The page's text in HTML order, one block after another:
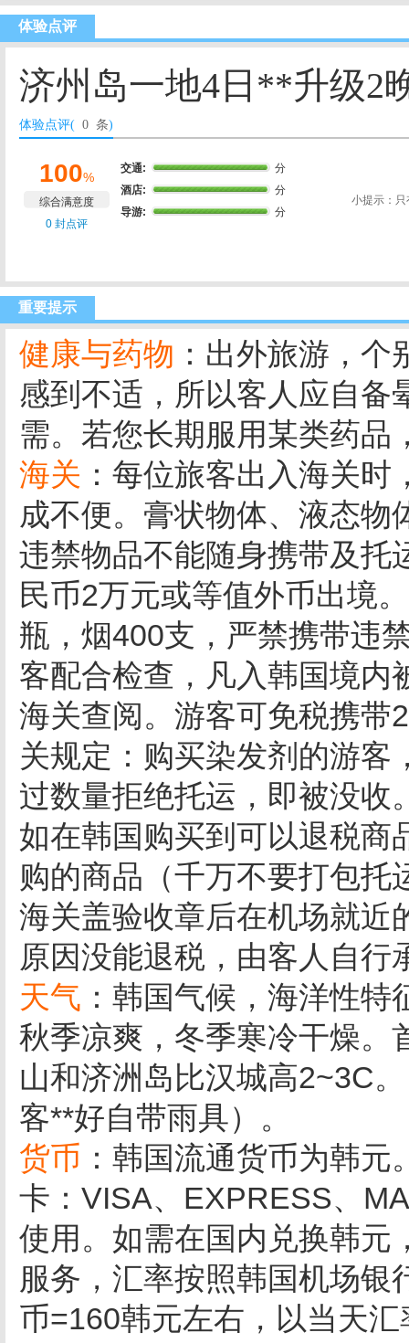
体验点评
济州岛一地4日**升级2
体验点评( 0 条)
100%
综合满意度
0 封点评
交通:
分
酒店:
分
导游:
分
小提示：
重要提示
健康与药物 ：出外旅游，
感到不适，所以客人应自备
需。若您长期服用某类药品
海关 ：每位旅客出入海关
成不便。膏状物体、液态物
违禁物品不能随身携带及托
民币2万元或等值外币出境
瓶，烟400支，严禁携带违
客配合检查，凡入韩国境内
海关查阅。游客可免税携带
关规定：购买染发剂的游客
过数量拒绝托运，即被没收
如在韩国购买到可以退税商
购的商品（千万不要打包托
海关盖验收章后在机场就近
原因没能退税，由客人自行
天气 ：韩国气候，海洋性
秋季凉爽，冬季寒冷干燥。
山和济洲岛比汉城高2~3C
客**好自带雨具）。
货币 ：韩国流通货币为韩
卡：VISA、EXPRESS、
使用。如需在国内兑换韩元
服务，汇率按照韩国机场银
币=160韩元左右，以当天